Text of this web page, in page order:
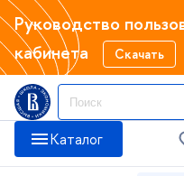
Руководство
кабинета
Скачать
Каталог